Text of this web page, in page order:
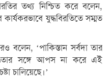
তথ্য নিশ্চিত করে বলেন,
কার্যকরভাবে যুদ্ধবিরতিতে সম্মত
বলেন, ‘পাকিস্তান সর্বদা তার
সঙ্গে আপস না করে এই
চালিয়েছে।’